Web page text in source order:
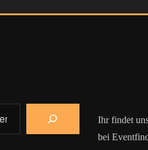
Ihr findet
bei